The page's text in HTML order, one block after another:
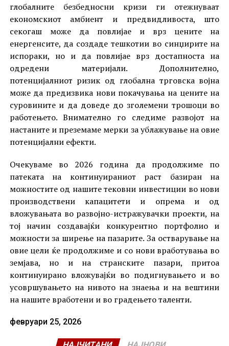
глобалните безбедносни кризи ги отежнуваат
економскиот амбиент и предвидливоста, што
секогаш може да повлијае и врз цените на
енергенсите, да создаде тешкотии во синџирите на
испораки, но и да повлијае врз достапноста на
одредени материјали. Дополнително,
потенцијалниот ризик од глобална трговска војна
може да предизвика нови покачувања на цените на
суровините и да доведе до зголемени трошоци во
работењето. Внимателно го следиме развојот на
настаните и преземаме мерки за ублажување на овие
потенцијални ефекти.
Очекуваме во 2026 година да продолжиме по
патеката на континуираниот раст базиран на
можностите од нашите тековни инвестиции во нови
производствени капацитети и опрема и од
вложувањата во развојно-истражувачки проекти, на
тој начин создавајќи конкурентно портфолио и
можности за ширење на пазарите. За остварување на
овие цели ќе продолжиме и со нови вработувања во
земјава, но и на странските пазари, притоа
континуирано вложувајќи во подигнувањето и во
усовршувањето на нивото на знаења и на вештини
на нашите вработени и во градењето таленти.
февруари 25, 2026